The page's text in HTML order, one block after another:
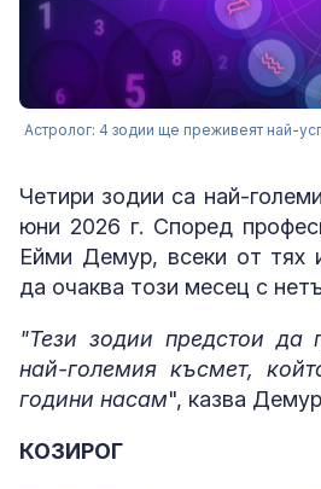
Астролог: 4 зодии ще преживеят най-
Четири зодии са най-
юни 2026 г. Според
Ейми Демур, всеки от тях
да очаква този месец с
"Тези зодии предстои да
най-големия късмет,
години насам", казва
КОЗИРОГ